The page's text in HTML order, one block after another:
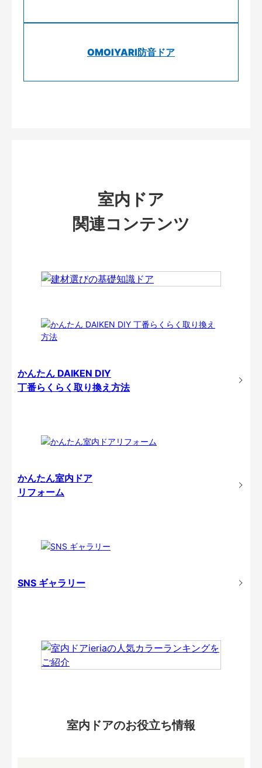
OMOIYARI防音ドア
室内ドア
関連コンテンツ
かんたん DAIKEN DIY
丁番らくらく取り換え方法
かんたん室内ドア
リフォーム
SNS ギャラリー
室内ドアのお役立ち情報